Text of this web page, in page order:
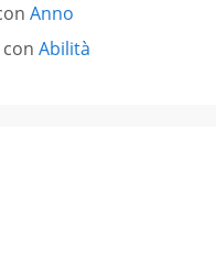
Anno
Abilità